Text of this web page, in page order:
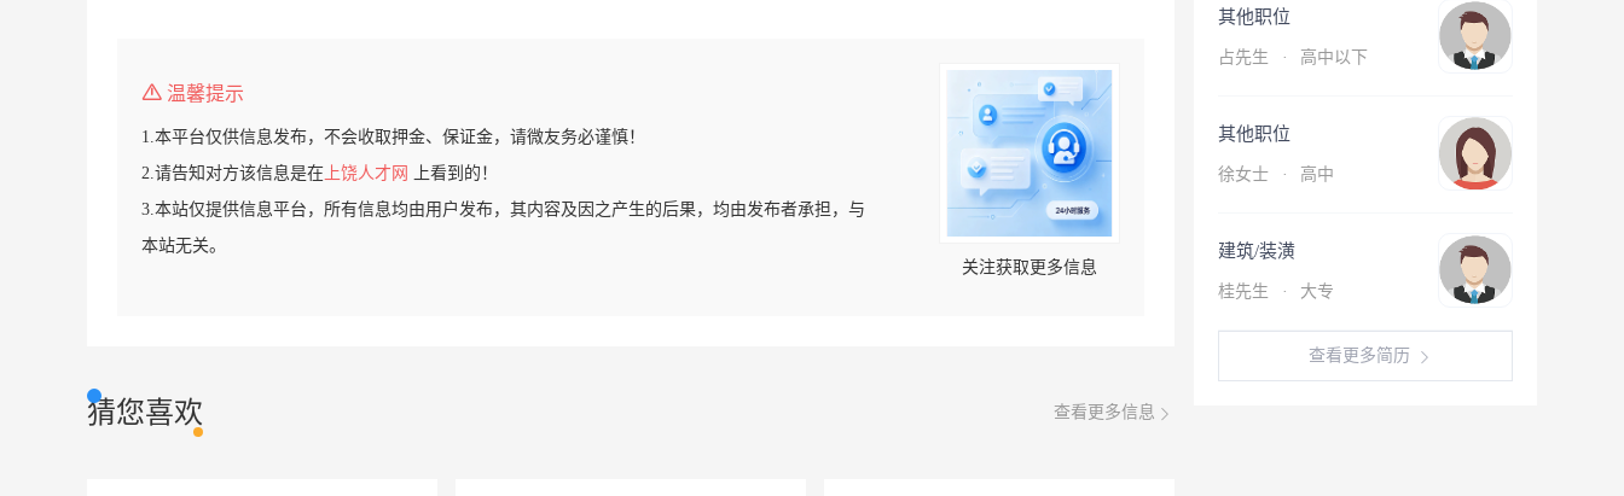
温馨提示
1.本平台仅供信息发布，不会收取押金、保证金，请微友务必谨慎！
2.请告知对方该信息是在 上饶人才网
上看到的！
3.本站仅提供信息平台，所有信息均由用户发布，其内容及因之产生的后果，均由发布者承担，与
本站无关。
关注获取更多信息
猜您喜欢 查看更多信息
其他职位
占先生 · 高中以下
其他职位
徐女士 · 高中
建筑/装潢
桂先生 · 大专
查看更多简历